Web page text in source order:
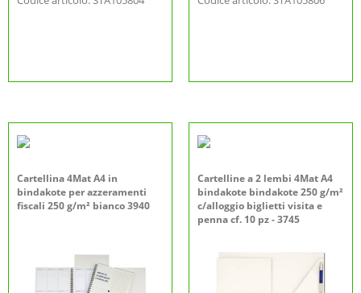
Cartellina 4Mat A4 in
bindakote per azzeramenti
fiscali 250 g/m² bianco 3940
Cartelline a 2 lembi 4Mat A4
bindakote bindakote 250 g/m²
c/alloggio biglietti visita e
penna cf. 10 pz - 3745